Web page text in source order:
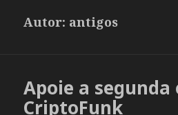
Autor: antigos
Apoie a segunda
CriptoFunk